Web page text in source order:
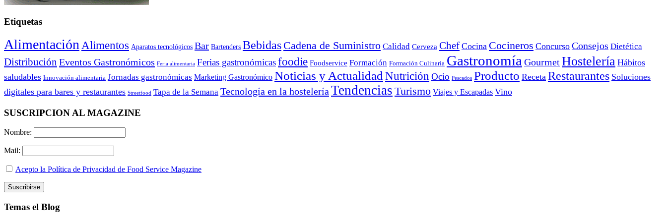
Etiquetas
Alimentación Alimentos Aparatos tecnológicos Bar Bartenders Bebidas Cadena de Suministro Calidad Cerveza Chef Cocina Cocineros Concurso Consejos Dietética
Distribución Eventos Gastronómicos Feria alimentaria Ferias gastronómicasfoodie Foodservice Formación Formación Culinaria Gastronomía GourmetHostelería Hábitos
saludables Innovación alimentaria Jornadas gastronómicas Marketing Gastronómico Noticias y Actualidad Nutrición Ocio Pescados Producto Receta Restaurantes Soluciones
digitales para bares y restaurantes Streetfood Tapa de la Semana Tecnología en la hostelería Tendencias Turismo Viajes y Escapadas Vino
SUSCRIPCION AL MAGAZINE
Nombre:
Mail:
Acepto la Política de Privacidad de Food Service Magazine
Temas el Blog